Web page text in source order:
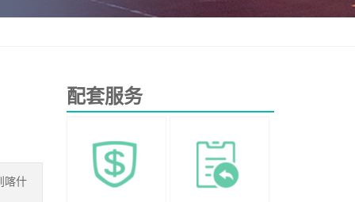
喀什
配套服务